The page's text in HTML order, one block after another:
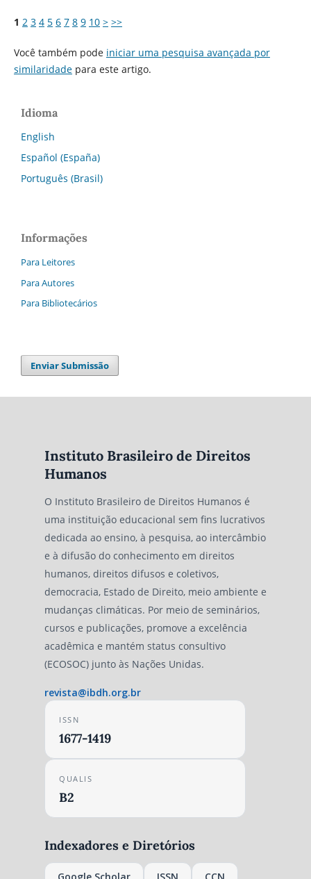
1 2 3 4 5 6 7 8 9 10 > >>
Você também pode iniciar uma pesquisa avançada por
similaridadepara este artigo.
Idioma
English
Español (España)
Português (Brasil)
Informações
Para Leitores
Para Autores
Para Bibliotecários
Enviar Submissão
Instituto Brasileiro de Direitos
Humanos
O Instituto Brasileiro de Direitos Humanos é
uma instituição educacional sem fins lucrativos
dedicada ao ensino, à pesquisa, ao intercâmbio
e à difusão do conhecimento em direitos
humanos, direitos difusos e coletivos,
democracia, Estado de Direito, meio ambiente e
mudanças climáticas. Por meio de seminários,
cursos e publicações, promove a excelência
acadêmica e mantém status consultivo
(ECOSOC) junto às Nações Unidas.
revista@ibdh.org.br
ISSN
1677-1419
QUALIS
B2
Indexadores e Diretórios